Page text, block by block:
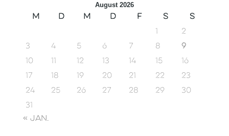
August 2026
M D M D F S
S
1
2
3
4 5 6 7 8
9
10
11 12 13 14 15
16
17
18 19 20 21 22
23
24
25 26 27 28 29
30
31
« Jan.